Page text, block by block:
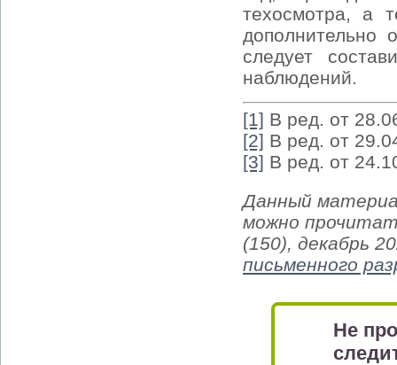
техосмотра, а
дополнительно
следует
наблюдений.
[1] В ред. от
[2] В ред. от
[3] В ред. от
Данный
можно
(150), декабрь
письменного
Не